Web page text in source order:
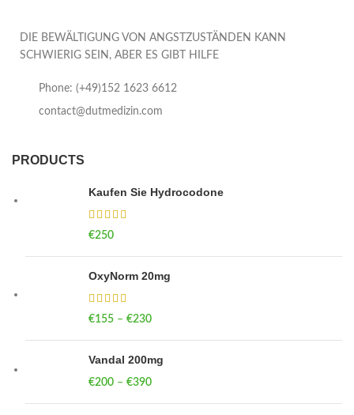
DIE BEWÄLTIGUNG VON ANGSTZUSTÄNDEN KANN
SCHWIERIG SEIN, ABER ES GIBT HILFE
Phone: (+49)152 1623 6612
contact@dutmedizin.com
PRODUCTS
Kaufen Sie Hydrocodone
€250
OxyNorm 20mg
€155 – €230
Vandal 200mg
€200 – €390